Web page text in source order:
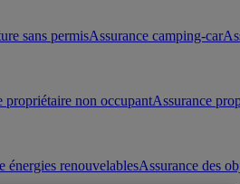
sans permisAssurance camping-car
propriétaire non occupantAssurance
énergies renouvelablesAssurance des